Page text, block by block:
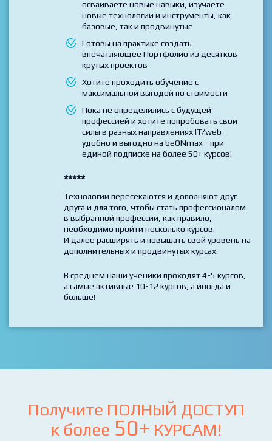
осваиваете новые навыки, изучаете
новые технологии и инструменты, как
базовые, так и продвинутые
Готовы на практике создать
впечатляющее Портфолио из десятков
крутых проектов
Хотите проходить обучение с
максимальной выгодой по стоимости
Пока не определились с будущей
профессией и хотите попробовать свои
силы в разных направлениях IT/web -
удобно и выгодно на beONmax - при
единой подписке на более 50+ курсов!
*****
Технологии пересекаются и дополняют друг
друга и для того, чтобы стать профессионалом
в выбранной профессии, как правило,
необходимо пройти несколько курсов.
И далее расширять и повышать свой уровень на
дополнительных и продвинутых курсах.
В среднем наши ученики проходят 4-5 курсов,
а самые активные 10-12 курсов, а иногда и
больше!
Получите ПОЛНЫЙ ДОСТУП
к более 50+ КУРСАМ!